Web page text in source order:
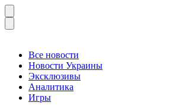
Все новости
Новости Украины
Эксклюзивы
Аналитика
Игры